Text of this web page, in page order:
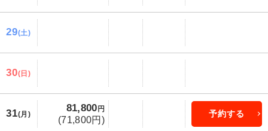
29(土)
30(日)
31(月)
81,800 円
(71,800円)
予約する